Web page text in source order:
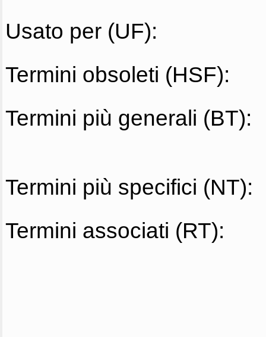
Usato per (UF):
Termini obsoleti (HSF):
Termini più generali (BT):
Termini più specifici (NT):
Termini associati (RT):